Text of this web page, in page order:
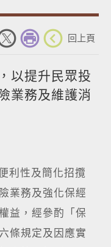
回上頁
以提升民眾投
業務及維護消
性及簡化招攬
業務及強化保經
益，經參酌「保
條規定及因應實